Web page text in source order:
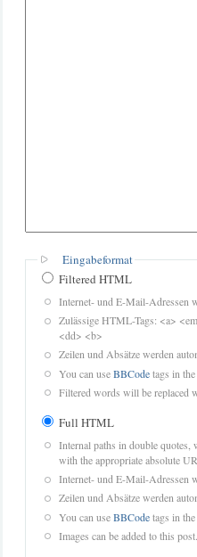
Eingabeformat
Filtered HTML
Internet- und E-Mail-Adressen
Zulässige HTML-Tags: <a>
<dd> <b>
Zeilen und Absätze werden
You can useBBCodetags in
Filtered words will be replaced
Full HTML
Internal paths in double quotes,
with the appropriate absolute
Internet- und E-Mail-Adressen
Zeilen und Absätze werden
You can useBBCodetags in
Images can be added to this post.